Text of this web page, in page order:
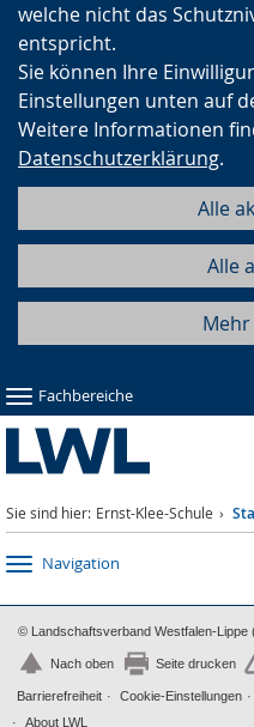
welche nicht das
entspricht.
Sie können Ihre
Einstellungen unten auf
Weitere Informationen
Datenschutzerklärung.
Alle
Alle
Fachbereiche
Sie sind hier: Ernst-Klee-Schule
Navigation
© Landschaftsverband Westfalen-Lippe
Nach oben Seite drucken
Barrierefreiheit Cookie-Einstellungen
About LWL